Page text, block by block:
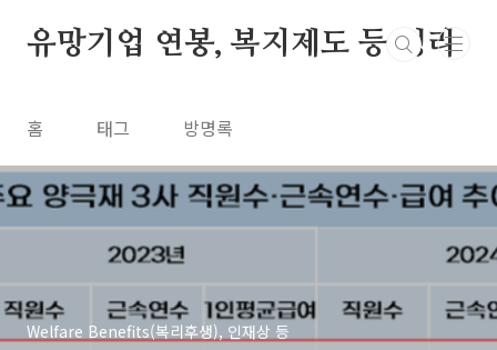
유망기업 연봉, 복지제도 등 정리
홈 태그 방명록
Welfare Benefits(복리후생), 인재상 등